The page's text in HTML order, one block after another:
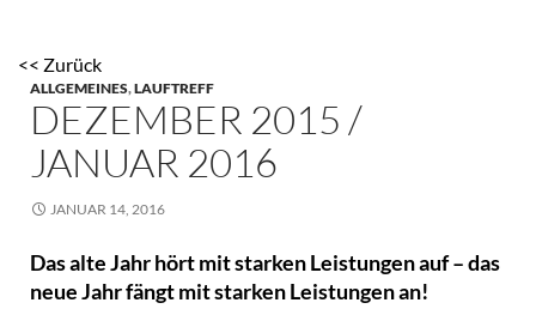
<< Zurück
ALLGEMEINES,LAUFTREFF
DEZEMBER 2015 /
JANUAR 2016
JANUAR 14, 2016
Das alte Jahr hört mit starken Leistungen auf – das
neue Jahr fängt mit starken Leistungen an!